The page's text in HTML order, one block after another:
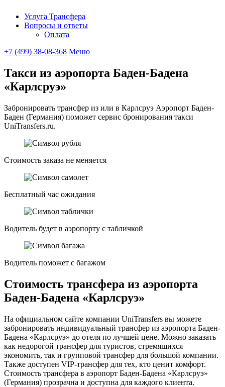
Услуга Трансфера
Вопросы и ответы
Оплата
+7 (499) 38-08-368 Меню
Такси из аэропорта Баден-Бадена
«Карлсруэ»
Забронировать трансфер из или в Карлсруэ Аэропорт Баден-
Баден (Германия) поможет сервис бронирования такси
UniTransfers.ru.
Стоимость заказа не меняется
Бесплатный час ожидания
Водитель будет в аэропорту с табличкой
Водитель поможет с багажом
Стоимость трансфера из аэропорта
Баден-Бадена «Карлсруэ»
На официальном сайте компании UniTransfers вы можете
забронировать индивидуальный трансфер из аэропорта Баден-
Бадена «Карлсруэ» до отеля по лучшей цене. Можно заказать
как недорогой трансфер для туристов, стремящихся
экономить, так и групповой трансфер для большой компании.
Также доступен VIP-трансфер для тех, кто ценит комфорт.
Стоимость трансфера в аэропорт Баден-Бадена «Карлсруэ»
(Германия) прозрачна и доступна для каждого клиента.